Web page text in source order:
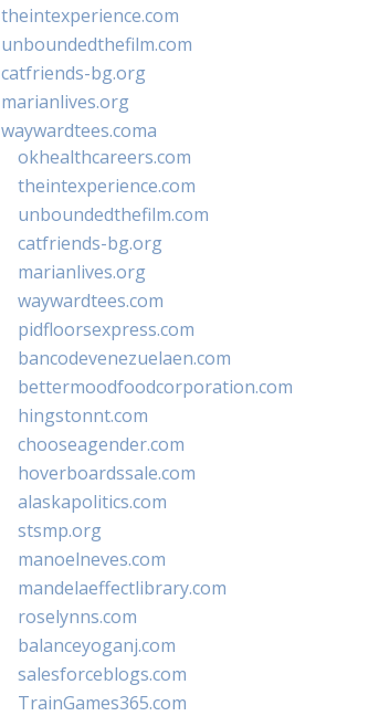
theintexperience.com
unboundedthefilm.com
catfriends-bg.org
marianlives.org
waywardtees.coma
okhealthcareers.com
theintexperience.com
unboundedthefilm.com
catfriends-bg.org
marianlives.org
waywardtees.com
pidfloorsexpress.com
bancodevenezuelaen.com
bettermoodfoodcorporation.com
hingstonnt.com
chooseagender.com
hoverboardssale.com
alaskapolitics.com
stsmp.org
manoelneves.com
mandelaeffectlibrary.com
roselynns.com
balanceyoganj.com
salesforceblogs.com
TrainGames365.com